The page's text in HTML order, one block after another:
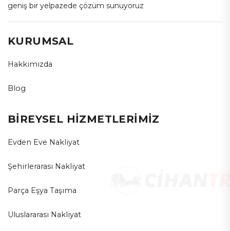
geniş bir yelpazede çözüm sunuyoruz
KURUMSAL
Hakkımızda
Blog
BİREYSEL HİZMETLERİMİZ
Evden Eve Nakliyat
Şehirlerarası Nakliyat
Parça Eşya Taşıma
Uluslararası Nakliyat